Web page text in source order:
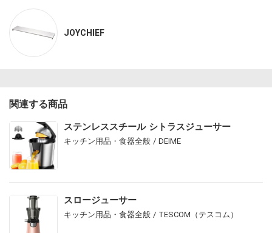
JOYCHIEF
関連する商品
ステンレススチール シトラスジューサー
キッチン用品・食器全般 / DEIME
スロージューサー
キッチン用品・食器全般 / TESCOM（テスコム）